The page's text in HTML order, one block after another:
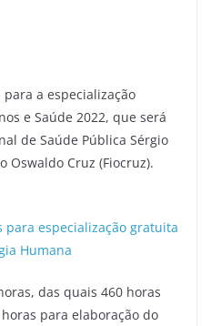
a especialização
e Saúde 2022, que será
de Saúde Pública Sérgio
Oswaldo Cruz (Fiocruz).
para especialização gratuita
Humana
das quais 460 horas
para elaboração do